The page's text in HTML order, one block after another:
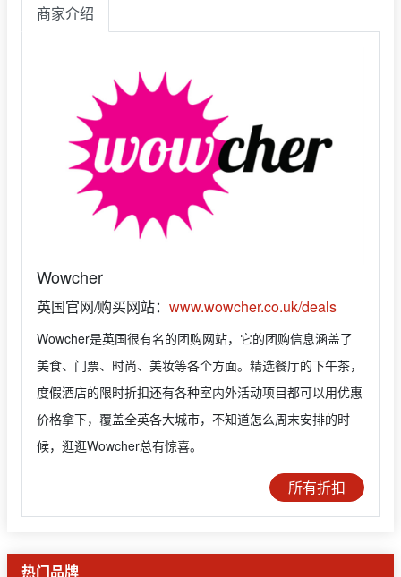
商家介绍
Wowcher
英国官网/购买网站： www.wowcher.co.uk/deals
Wowcher是英国很有名的团购网站，它的团购信息涵盖了
美食、门票、时尚、美妆等各个方面。精选餐厅的下午茶，
度假酒店的限时折扣还有各种室内外活动项目都可以用优惠
价格拿下，覆盖全英各大城市，不知道怎么周末安排的时
候，逛逛Wowcher总有惊喜。
所有折扣
热门品牌